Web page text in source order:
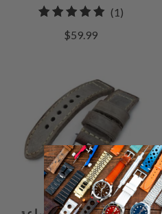
(1)1
$59.99